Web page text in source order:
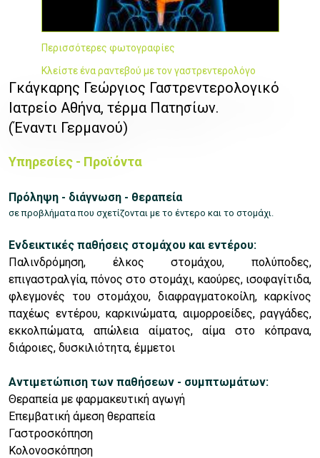
Περισσότερες φωτογραφίες
Κλείστε ένα ραντεβού με τον γαστρεντερολόγο
Γκάγκαρης Γεώργιος Γαστρεντερολογικό
Ιατρείο Αθήνα, τέρμα Πατησίων.
(Έναντι Γερμανού)
Υπηρεσίες - Προϊόντα
Πρόληψη - διάγνωση - θεραπεία
σε προβλήματα που σχετίζονται με το έντερο και το στομάχι.
Ενδεικτικές παθήσεις στομάχου και εντέρου:
Παλινδρόμηση, έλκος στομάχου, πολύποδες,
επιγαστραλγία, πόνος στο στομάχι, καούρες, ισοφαγίτιδα,
φλεγμονές του στομάχου, διαφραγματοκοίλη, καρκίνος
παχέως εντέρου, καρκινώματα, αιμορροείδες, ραγγάδες,
εκκολπώματα, απώλεια αίματος, αίμα στο κόπρανα,
διάροιες, δυσκιλιότητα, έμμετοι
Αντιμετώπιση των παθήσεων - συμπτωμάτων:
Θεραπεία με φαρμακευτική αγωγή
Επεμβατική άμεση θεραπεία
Γαστροσκόπηση
Κολονοσκόπηση